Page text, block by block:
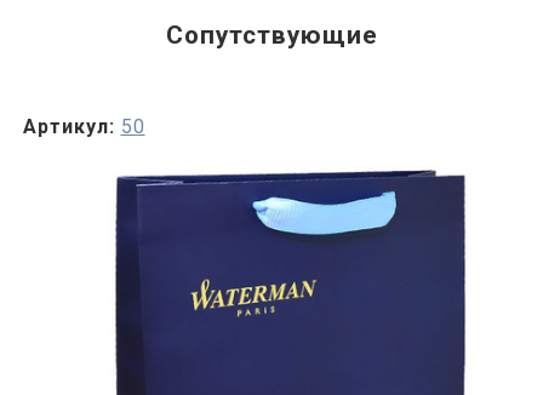
Сопутствующие
Артикул: 50